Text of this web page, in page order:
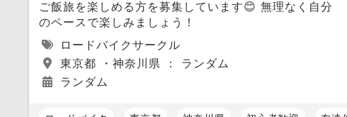
ご飯旅を楽しめる方を募集しています😊 無理なく自分
のペースで楽しみましょう！
ロードバイクサークル
東京都 ・神奈川県 ： ランダム
ランダム